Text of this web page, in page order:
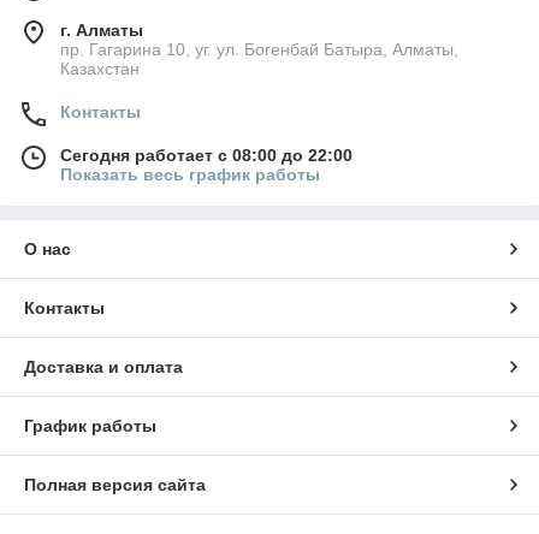
г. Алматы
пр. Гагарина 10, уг. ул. Богенбай Батыра, Алматы,
Казахстан
Контакты
Сегодня работает с 08:00 до 22:00
Показать весь график работы
О нас
Контакты
Доставка и оплата
График работы
Полная версия сайта